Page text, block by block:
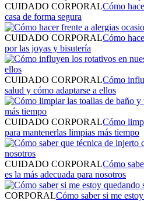
CUIDADO CORPORALCómo
casa de forma segura
CUIDADO CORPORALCómo
por las joyas y bisutería
CUIDADO CORPORALCómo
salud y cómo adaptarse a ellos
CUIDADO CORPORALCómo
para mantenerlas limpias más tiempo
CUIDADO CORPORALCómo
es la más adecuada para nosotros
CORPORALCómo saber si me